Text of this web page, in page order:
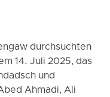
durchsuchten
14. Juli 2025, das
und
Ahmadi, Ali